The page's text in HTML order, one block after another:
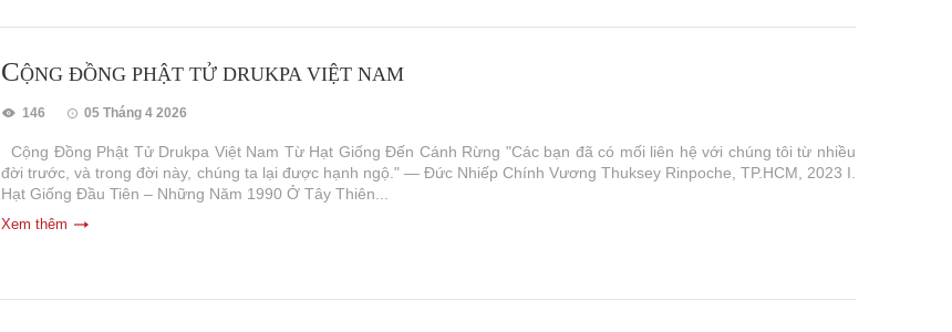
CỘNG ĐỒNG PHẬT TỬ DRUKPA VIỆT NAM
146 05 Tháng 4 2026
Cộng Đồng Phật Tử Drukpa Việt Nam Từ Hạt Giống Đến Cánh Rừng "Các bạn đã có mối liên hệ với chúng tôi từ nhiều
đời trước, và trong đời này, chúng ta lại được hạnh ngộ." — Đức Nhiếp Chính Vương Thuksey Rinpoche, TP.HCM, 2023 I.
Hạt Giống Đầu Tiên – Những Năm 1990 Ở Tây Thiên...
Xem thêm